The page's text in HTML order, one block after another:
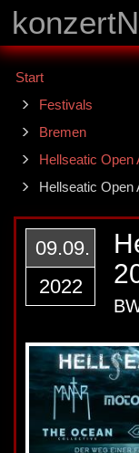
Start
Festivals
Bremen
Hellseatic Open
Hellseatic Open
09.09.
2022